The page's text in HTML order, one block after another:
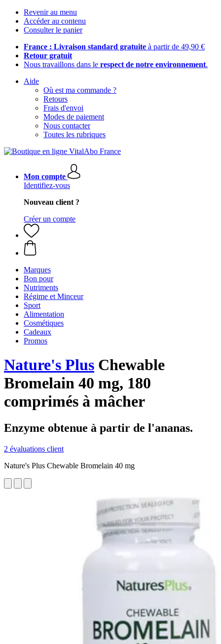
Revenir au menu
Accéder au contenu
Consulter le panier
France : Livraison standard gratuite à partir de 49,90 €
Retour gratuit
Nous travaillons dans le respect de notre environnement.
Aide
Où est ma commande ?
Retours
Frais d'envoi
Modes de paiement
Nous contacter
Toutes les rubriques
Mon compte
Identifiez-vous
Nouveau client ?
Créer un compte
Marques
Bon pour
Nutriments
Régime et Minceur
Sport
Alimentation
Cosmétiques
Cadeaux
Promos
Nature's Plus Chewable
Bromelain 40 mg, 180
comprimés à mâcher
Enzyme obtenue à partir de l'ananas.
2 évaluations client
Nature's Plus Chewable Bromelain 40 mg